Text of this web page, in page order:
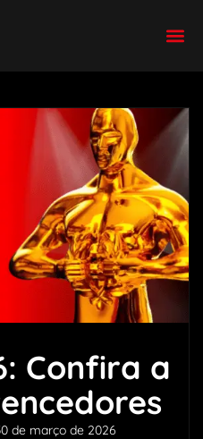
Confira a
de março de 2026